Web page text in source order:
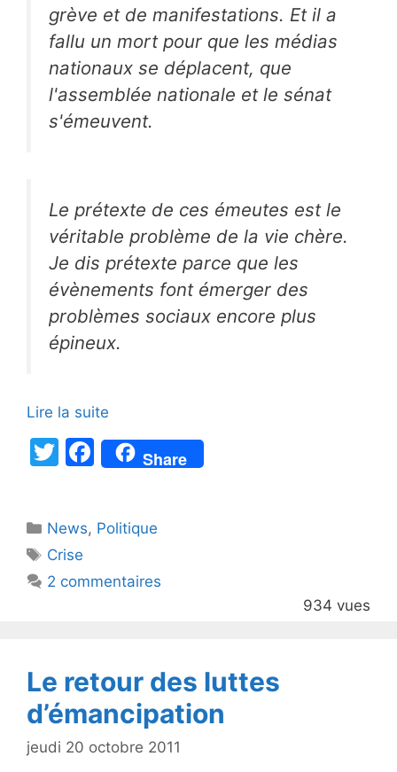
grève et de manifestations. Et il a
fallu un mort pour que les médias
nationaux se déplacent, que
l'assemblée nationale et le sénat
s'émeuvent.
Le prétexte de ces émeutes est le
véritable problème de la vie chère.
Je dis prétexte parce que les
évènements font émerger des
problèmes sociaux encore plus
épineux.
Lire la suite
T
er
F
a
e
o
Share
Catégories
News, Politique
Étiquettes
Crise
2 commentaires
934 vues
Le retour des luttes
d’émancipation
jeudi 20 octobre 2011